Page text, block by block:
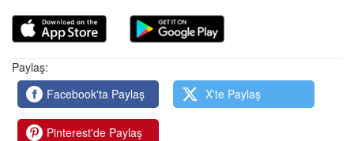
Paylaş:
Facebook'ta Paylaş
X'te Paylaş
Pinterest'de Paylaş